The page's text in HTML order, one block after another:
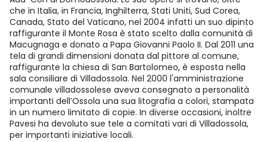
che in Italia, in Francia, Inghilterra, Stati Uniti, Sud Corea,
Canada, Stato del Vaticano, nel 2004 infatti un suo dipinto
raffigurante il Monte Rosa è stato scelto dalla comunità di
Macugnaga e donato a Papa Giovanni Paolo II. Dal 2011 una
tela di grandi dimensioni donata dal pittore al comune,
raffigurante la chiesa di San Bartolomeo, è esposta nella
sala consiliare di Villadossola. Nel 2000 l'amministrazione
comunale villadossolese aveva consegnato a personalità
importanti dell’Ossola una sua litografia a colori, stampata
in un numero limitato di copie. In diverse occasioni, inoltre
Pavesi ha devoluto sue tele a comitati vari di Villadossola,
per importanti iniziative locali.